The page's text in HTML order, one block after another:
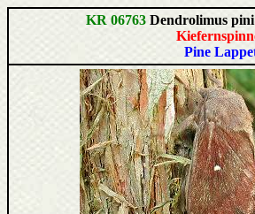
KR 06763 Dendrolimus
Pine